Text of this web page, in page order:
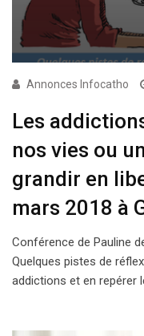
Annonces Infocatho
Les
nos vies ou
grandir en
mars 2018 à
Conférence de Pauline
Quelques pistes de
addictions et en repérer